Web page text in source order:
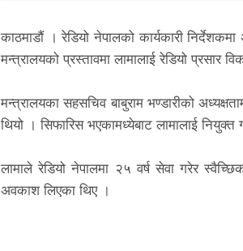
काठमाडौं । रेडियो नेपालको कार्यकारी
मन्त्रालयको प्रस्तावमा लामालाई रेडियो प्रसार
मन्त्रालयका सहसचिव बाबुराम भण्डारीको
थियो । सिफारिस भएकामध्येबाट लामालाई नियुक्त
लामाले रेडियो नेपालमा २५ वर्ष सेवा गरेर
अवकाश लिएका थिए ।